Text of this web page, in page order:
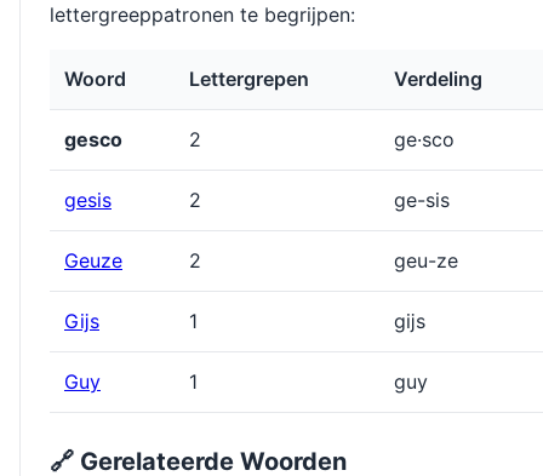
lettergreeppatronen te begrijpen:
Woord Lettergrepen Verdeling
gesco 2 ge·sco
gesis 2 ge-sis
Geuze 2 geu-ze
Gĳs 1 gĳs
Guy 1 guy
🔗 Gerelateerde Woorden